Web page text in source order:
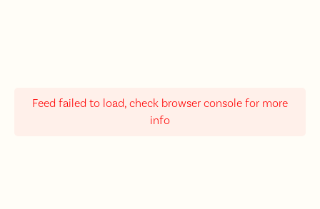
Feed failed to load, check browser console for more
info